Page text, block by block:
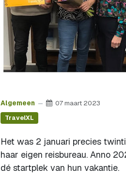
Algemeen 07 maart 2023
TravelXL
Het was 2 januari precies
haar eigen reisbureau. Anno
dé startplek van hun vakantie.